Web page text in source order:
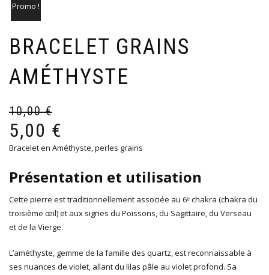
Promo !
BRACELET GRAINS
AMÉTHYSTE
10,00€
5,00 €
Bracelet en Améthyste, perles grains
Présentation et utilisation
Cette pierre est traditionnellement associée au 6ᵉ chakra (chakra du
troisième œil) et aux signes du Poissons, du Sagittaire, du Verseau
et de la Vierge.
L’améthyste, gemme de la famille des quartz, est reconnaissable à
ses nuances de violet, allant du lilas pâle au violet profond. Sa